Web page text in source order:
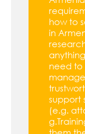
how to
in
need to
support
(e.g.